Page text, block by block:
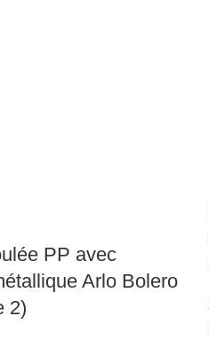
PP avec
Arlo Bolero
2)